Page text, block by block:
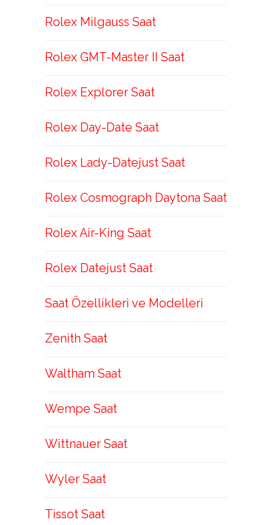
Rolex Milgauss Saat
Rolex GMT-Master II Saat
Rolex Explorer Saat
Rolex Day-Date Saat
Rolex Lady-Datejust Saat
Rolex Cosmograph Daytona Saat
Rolex Air-King Saat
Rolex Datejust Saat
Saat Özellikleri ve Modelleri
Zenith Saat
Waltham Saat
Wempe Saat
Wittnauer Saat
Wyler Saat
Tissot Saat